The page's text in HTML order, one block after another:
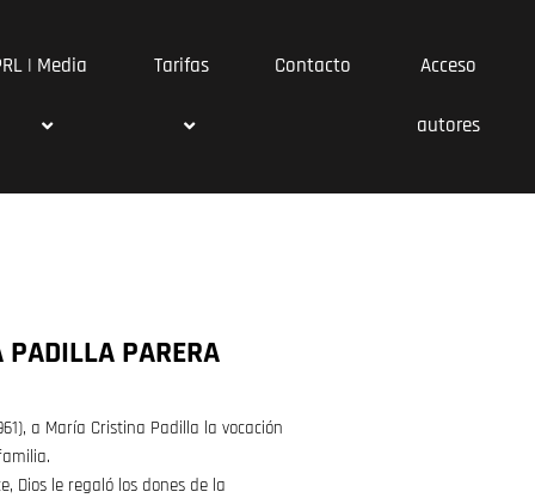
| Media Tarifas Contacto Acceso
autores
PARERA
a María Cristina Padilla la vocación
Dios le regaló los dones de la